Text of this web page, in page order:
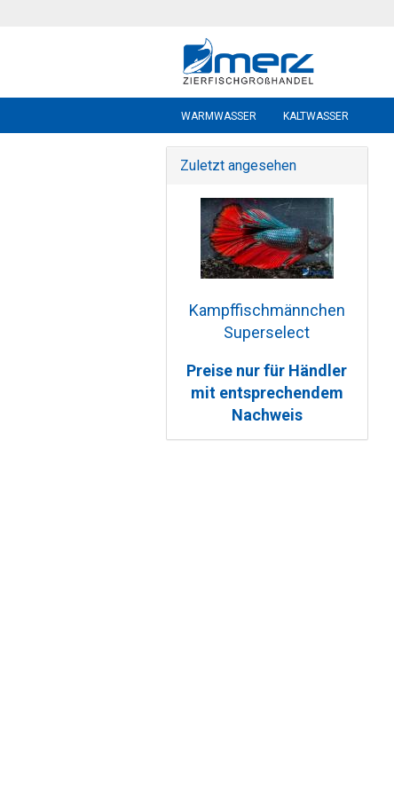
WARMWASSER KALTWASSER
Zuletzt angesehen
Kampffischmännchen
Superselect
Preise nur für Händler
mit entsprechendem
Nachweis